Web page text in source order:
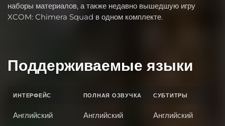
наборы материалов, а также недавно вышедшую игру
XCOM: Chimera Squad в одном комплекте.
Поддерживаемые языки
ИНТЕРФЕЙС ПОЛНАЯ ОЗВУЧКА СУБТИТРЫ
Английский Английский Английский